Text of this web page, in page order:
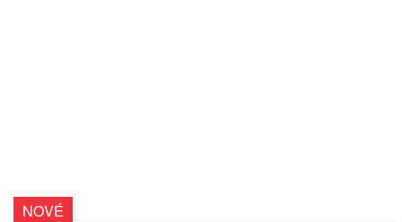
NOVÉ